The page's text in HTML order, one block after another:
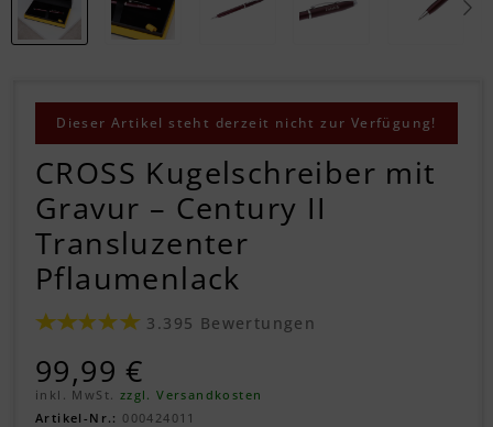
Dieser Artikel steht derzeit nicht zur Verfügung!
CROSS Kugelschreiber mit
Gravur – Century II
Transluzenter
Pflaumenlack
3.395 Bewertungen
99,99 €
inkl. MwSt. zzgl. Versandkosten
Artikel-Nr.: 000424011